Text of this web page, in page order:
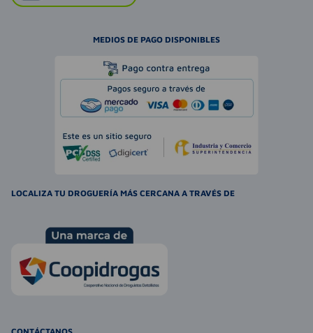
MEDIOS DE PAGO DISPONIBLES
LOCALIZA TU DROGUERÍA MÁS CERCANA A TRAVÉS DE